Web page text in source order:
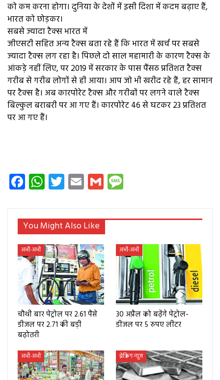
को कम करना होगा। दुनिया के देशों में इसी दिशा में कदम बढ़ाए हैं,
भारत को छोड़कर।
सबसे ज्यादा टैक्स भारत में
जीएसटी सहित अन्य टैक्स बता रहे हैं कि भारत में खर्च पर सबसे
ज्यादा टैक्स लग रहा है। पिछले दो साल महामारी के कारण टैक्स के
आंकड़े नहीं लिए, पर 2019 में सरकार के पास पैंसठ प्रतिशत टैक्स
गरीब से गरीब लोगों से ही आया। आप जो भी खरीद रहे हैं, हर सामान
पर टैक्स है। अब कारपोरेट टैक्स और गरीबों पर लगने वाले टैक्स
बिल्कुल बराबरी पर आ गए हैं। कारपोरेट 46 से घटकर 23 प्रतिशत
पर आ गए हैं।
Facebook
WhatsApp
Twitter
EmailGmail
You Might Also Like
अभी-अभी
चौथी बार पेट्रोल पर 2.61 पैसे
डीजल पर 2.71 की बड़ी
बढ़ोतरी
अभी-अभी
30 अप्रैल को बढ़ेंगे पेट्रोल-
डीजल पर 5 रुपए लीटर
अभी-अभी ब्रेकिंग न्यूज